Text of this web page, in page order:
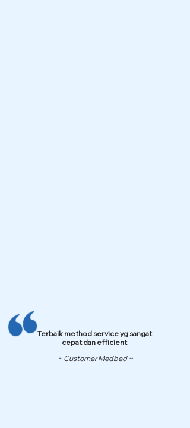
Terbaik method service yg sangat
cepat dan efficient
~ Customer Medbed ~